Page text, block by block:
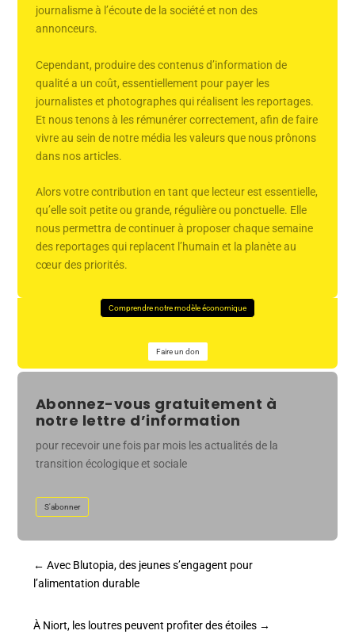
journalisme à l’écoute de la société et non des
annonceurs.
Cependant, produire des contenus d’information de
qualité a un coût, essentiellement pour payer les
journalistes et photographes qui réalisent les reportages.
Et nous tenons à les rémunérer correctement, afin de faire
vivre au sein de notre média les valeurs que nous prônons
dans nos articles.
Alors votre contribution en tant que lecteur est essentielle,
qu’elle soit petite ou grande, régulière ou ponctuelle. Elle
nous permettra de continuer à proposer chaque semaine
des reportages qui replacent l’humain et la planète au
cœur des priorités.
Comprendre notre modèle économique
Faire un don
Abonnez-vous gratuitement à
notre lettre d’information
pour recevoir une fois par mois les actualités de la
transition écologique et sociale
S'abonner
←Avec Blutopia, des jeunes s’engagent pour
l’alimentation durable
À Niort, les loutres peuvent profiter des étoiles →